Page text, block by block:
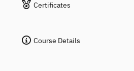
Certificates
Course Details